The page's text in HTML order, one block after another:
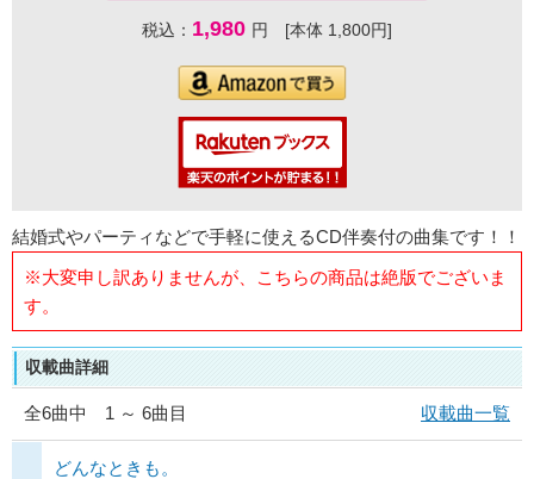
税込： 1,980 円 [本体 1,800円]
結婚式やパーティなどで手軽に使えるCD伴奏付の曲集です！！
※大変申し訳ありませんが、こちらの商品は絶版でございま
す。
収載曲詳細
全6曲中 1 ～ 6曲目 収載曲一覧
どんなときも。